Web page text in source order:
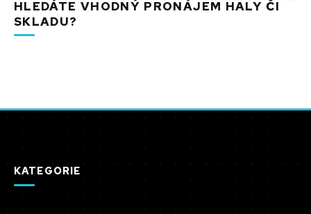
HLEDÁTE VHODNÝ PRONÁJEM HALY ČI
SKLADU?
KATEGORIE